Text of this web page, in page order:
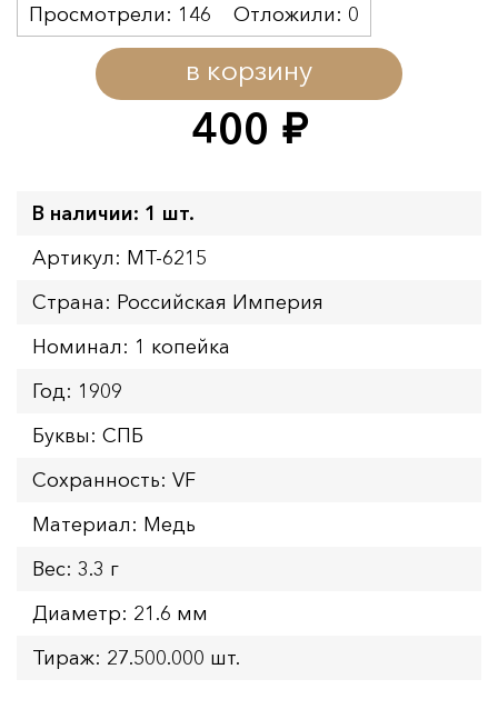
400 руб.
в корзину
Просмотрели: 146 Отложили: 0
В наличии: 1 шт.
Артикул: MT-6215
Страна: Российская Империя
Номинал: 1 копейка
Год: 1909
Буквы: СПБ
Сохранность: VF
Материал: Медь
Вес: 3.3 г
Диаметр: 21.6 мм
Тираж: 27.500.000 шт.